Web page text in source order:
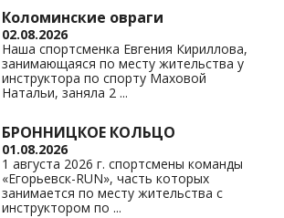
Коломинские овраги
02.08.2026
Наша спортсменка Евгения Кириллова,
занимающаяся по месту жительства у
инструктора по спорту Маховой
Натальи, заняла 2 ...
БРОННИЦКОЕ КОЛЬЦО
01.08.2026
1 августа 2026 г. спортсмены команды
«Егорьевск-RUN», часть которых
занимается по месту жительства с
инструктором по ...